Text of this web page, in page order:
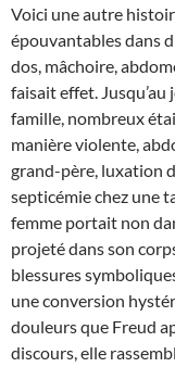
Voici une autre
épouvantables dans
dos, mâchoire,
faisait effet.
famille, nombreux
manière violente,
grand-père, luxation
septicémie chez une
femme portait non
projeté dans son
blessures
une conversion
douleurs que Freud
discours, elle